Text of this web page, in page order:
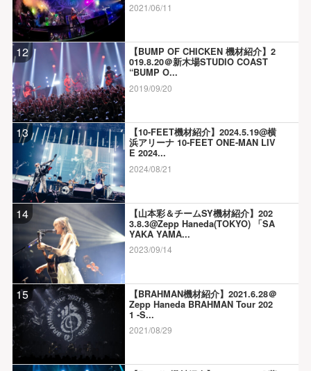
2021/06/11
12
【BUMP OF CHICKEN 機材紹介】2
019.8.20＠新木場STUDIO COAST
“BUMP O...
2019/09/20
13
【10-FEET機材紹介】2024.5.19@横
浜アリーナ 10-FEET ONE-MAN LIV
E 2024...
2024/08/21
14
【山本彩＆チームSY機材紹介】202
3.8.3@Zepp Haneda(TOKYO) 「SA
YAKA YAMA...
2023/09/14
15
【BRAHMAN機材紹介】2021.6.28＠
Zepp Haneda BRAHMAN Tour 202
1 -S...
2021/08/29